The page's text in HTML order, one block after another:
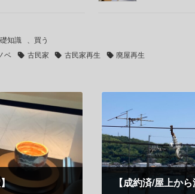
知識 買う
ベ 古民家 古民家再生 廃屋再生